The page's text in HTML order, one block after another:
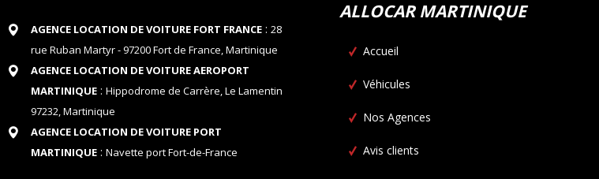
AGENCE LOCATION DE VOITURE FORT FRANCE: 28
rue Ruban Martyr - 97200 Fort de France, Martinique
AGENCE LOCATION DE VOITURE AEROPORT
MARTINIQUE: Hippodrome de Carrère, Le Lamentin
97232, Martinique
AGENCE LOCATION DE VOITURE PORT
MARTINIQUE: Navette port Fort-de-France
ALLOCAR MARTINIQUE
Accueil
Véhicules
Nos Agences
Avis clients